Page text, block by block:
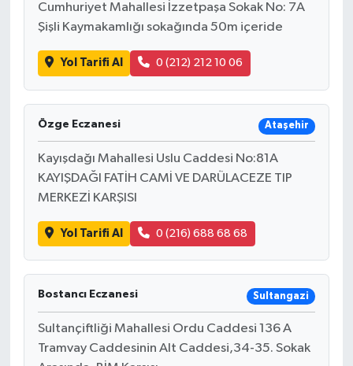
Cumhuriyet Mahallesi İzzetpaşa Sokak No: 7A
Şişli Kaymakamlığı sokağında 50m içeride
Yol Tarifi Al 0 (212) 212 10 06
Özge Eczanesi Ataşehir
Kayışdağı Mahallesi Uslu Caddesi No:81A
KAYIŞDAĞI FATİH CAMİ VE DARÜLACEZE TIP
MERKEZİ KARŞISI
Yol Tarifi Al 0 (216) 688 68 68
Bostancı Eczanesi Sultangazi
Sultançiftliği Mahallesi Ordu Caddesi 136 A
Tramvay Caddesinin Alt Caddesi,34-35. Sokak